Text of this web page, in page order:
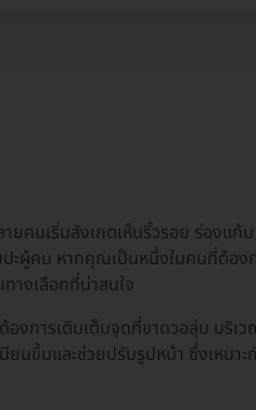
ายคนเริ่มสังเกตเห็นริ้วรอย ร่องแก้
ะผู้คน หากคุณเป็นหนึ่งในคนที่ต้อง
างเลือกที่น่าสนใจ
องการเติมเต็มจุดที่ขาดวอลุ่ม บริเ
ยนขึ้นและช่วยปรับรูปหน้า ซึ่งเหมา